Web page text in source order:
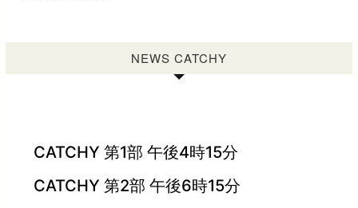
NEWS CATCHY
CATCHY 第1部 午後4時15分
CATCHY 第2部 午後6時15分